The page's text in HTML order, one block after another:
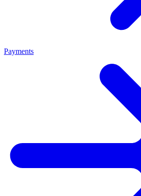
Payments